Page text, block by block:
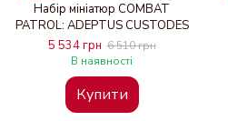
Набір мініатюр COMBAT
PATROL: ADEPTUS CUSTODES
5 534 грн 6 510 грн
В наявності
Купити